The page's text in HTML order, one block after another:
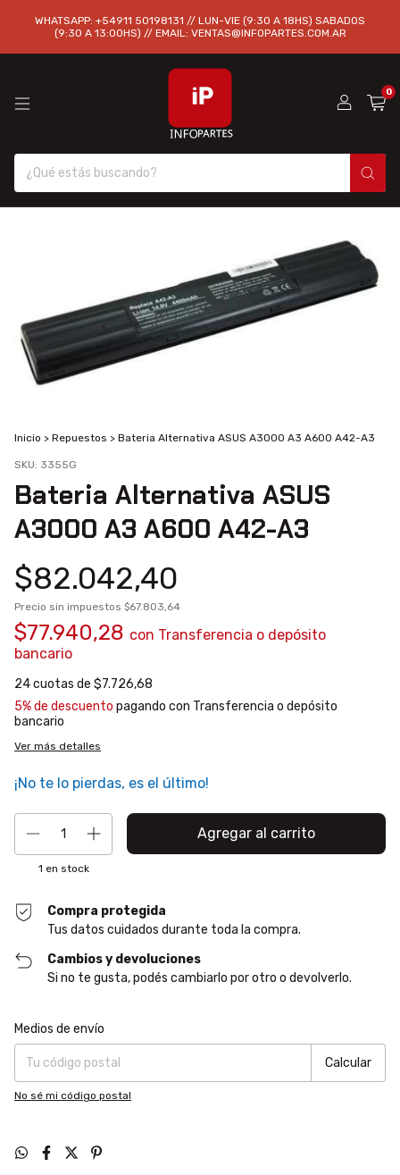
WHATSAPP: +54911 50198131 // LUN-VIE (9:30 A 18HS) SABADOS
(9:30 A 13:00HS) // EMAIL: VENTAS@INFOPARTES.COM.AR
0
Inicio > Repuestos > Bateria Alternativa ASUS A3000 A3 A600 A42-A3
SKU: 3355G
Bateria Alternativa ASUS
A3000 A3 A600 A42-A3
$82.042,40
Precio sin impuestos $67.803,64
$77.940,28 con Transferencia o depósito
bancario
24cuotas de $7.726,68
5% de descuento pagando con Transferencia o depósito
bancario
Ver más detalles
¡No te lo pierdas, es el último!
1 en stock
Compra protegida
Tus datos cuidados durante toda la compra.
Cambios y devoluciones
Si no te gusta, podés cambiarlo por otro o devolverlo.
Entregas para el CP:
Medios de envío
Calcular
No sé mi código postal